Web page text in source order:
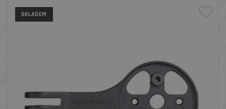
SKLADEM